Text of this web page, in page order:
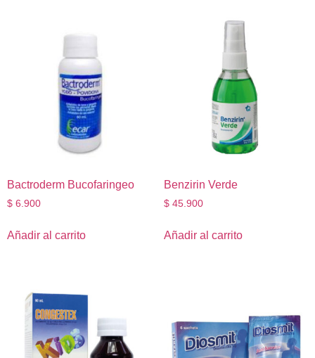
Bactroderm Bucofaringeo
$ 6.900
Añadir al carrito
Benzirin Verde
$45.900
Añadir al carrito